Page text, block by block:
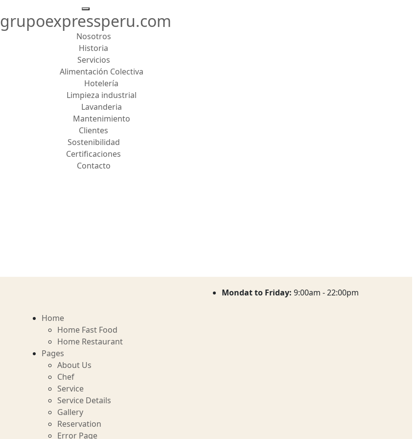
grupoexpressperu.com
Nosotros
Historia
Servicios
Alimentación Colectiva
Hotelería
Limpieza industrial
Lavanderia
Mantenimiento
Clientes
Sostenibilidad
Certificaciones
Contacto
Mondat to Friday: 9:00am - 22:00pm
Home
Home Fast Food
Home Restaurant
Pages
About Us
Chef
Service
Service Details
Gallery
Reservation
Error Page